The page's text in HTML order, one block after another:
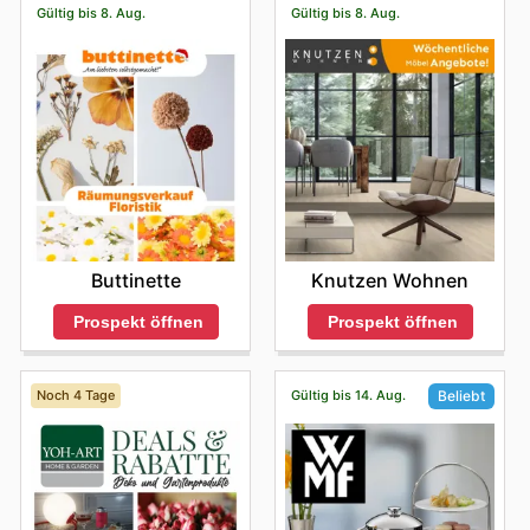
Gültig bis 8. Aug.
Buttinette
Prospekt öffnen
Gültig bis 8. Aug.
Knutzen Wohnen
Prospekt öffnen
Noch 4 Tage Gültig bis 14. Aug. Beliebt